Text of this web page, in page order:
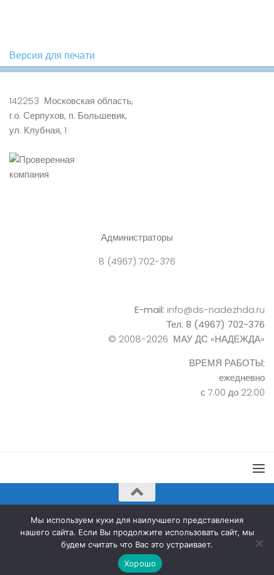
Версия для печати
142253 Московская область,
г.о. Серпухов, п. Большевик,
ул. Клубная, 1
Администраторы
8 (4967) 702-376
E-mail: info@ds-nadezhda.ru
Тел. 8 (4967) 702-376
© 2008-2026 МАУ ДС «НАДЕЖДА»
ВРЕМЯ РАБОТЫ:
ежедневно
с 7:00 до 22:00
Дворец спорта «Надежда» © 2026. Все права защищены.
Мы используем куки для наилучшего представления
нашего сайта. Если Вы продолжите использовать сайт, мы
будем считать что Вас это устраивает.
Хорошо